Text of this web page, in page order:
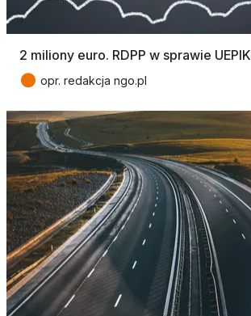
2 miliony euro. RDPP w sprawie UEPIK
● opr. redakcja ngo.pl